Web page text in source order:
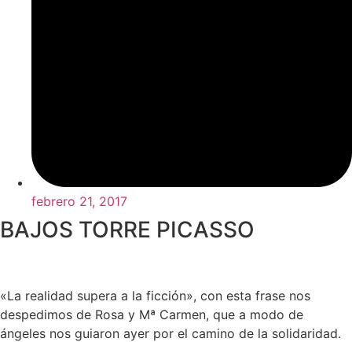
febrero 21, 2017
BAJOS TORRE PICASSO
«La realidad supera a la ficción», con esta frase nos
despedimos de Rosa y Mª Carmen, que a modo de
ángeles nos guiaron ayer por el camino de la solidaridad.